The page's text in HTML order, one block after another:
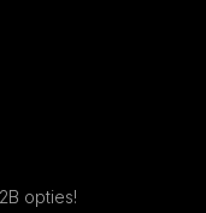
opties!